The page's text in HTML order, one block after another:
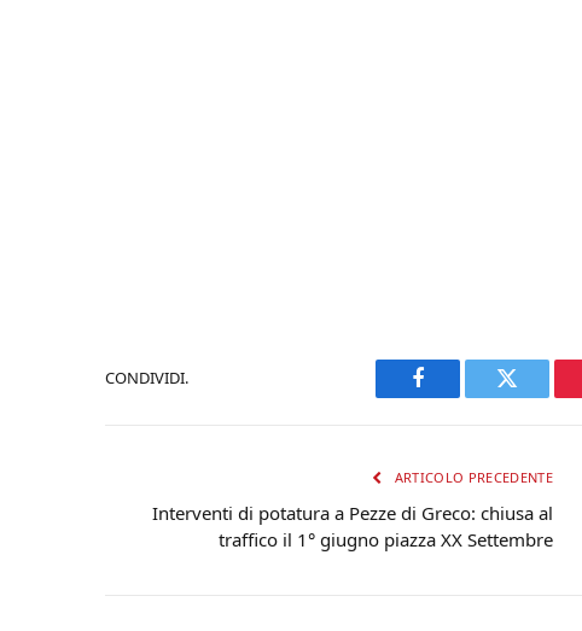
CONDIVIDI.
Facebook Twitter
ARTICOLO PRECEDENTE
Interventi di potatura a Pezze di Greco: chiusa al
traffico il 1° giugno piazza XX Settembre